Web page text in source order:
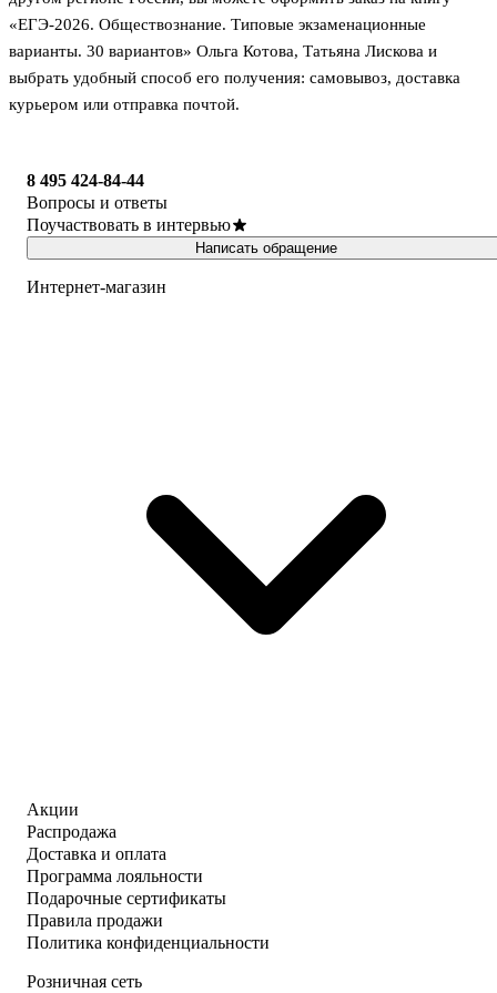
«ЕГЭ-2026. Обществознание. Типовые экзаменационные
варианты. 30 вариантов» Ольга Котова, Татьяна Лискова и
выбрать удобный способ его получения: самовывоз, доставка
курьером или отправка почтой.
8 495 424-84-44
Вопросы и ответы
Поучаствовать в интервью
Написать обращение
Интернет-магазин
Акции
Распродажа
Доставка и оплата
Программа лояльности
Подарочные сертификаты
Правила продажи
Политика конфиденциальности
Розничная сеть